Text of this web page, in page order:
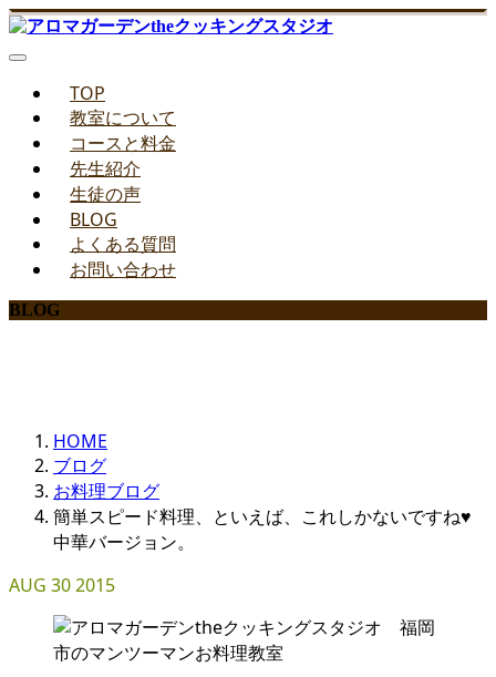
TOP
教室について
コースと料金
先生紹介
生徒の声
BLOG
よくある質問
お問い合わせ
BLOG
HOME
ブログ
お料理ブログ
簡単スピード料理、といえば、これしかないですね♥
中華バージョン。
AUG 302015